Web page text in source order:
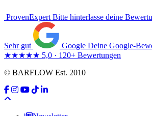
ProvenExpert Bitte hinterlasse deine
Sehr gut Google Deine Google-
★★★★★ 5,0 · 120+ Bewertungen
© BARFLOW Est. 2010